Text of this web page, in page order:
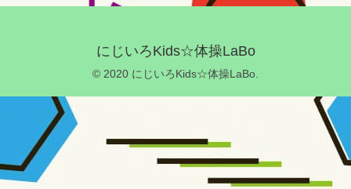
にじいろKids☆体操LaBo
© 2020 にじいろKids☆体操LaBo.